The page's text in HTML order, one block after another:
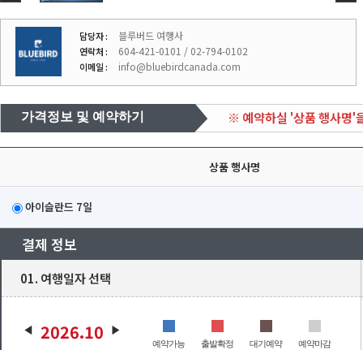
담당자 : 블루버드 여행사
연락처 : 604-421-0101 / 02-794-0102
이메일 : info@bluebirdcanada.com
가격정보 및 예약하기 ※ 예약하실 '상품 행사명'
상품 행사명
아이슬란드 7일
결제 정보
01. 여행일자 선택
2026.10 예약가능 출발확정 대기예약 예약마감